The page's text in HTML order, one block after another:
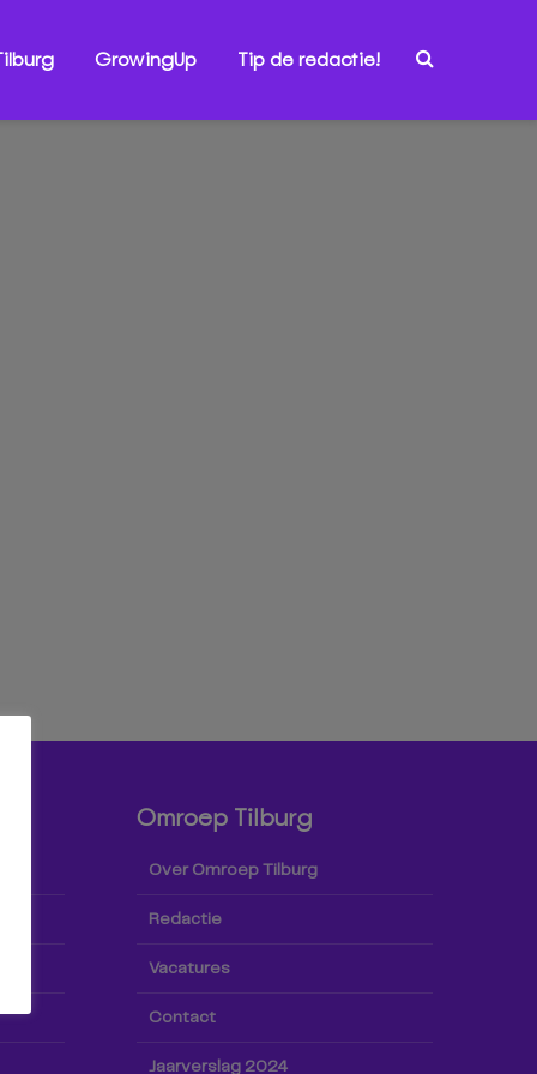
GrowingUp Tip de redactie!
Omroep Tilburg
Over Omroep Tilburg
Redactie
Vacatures
Contact
Jaarverslag 2024